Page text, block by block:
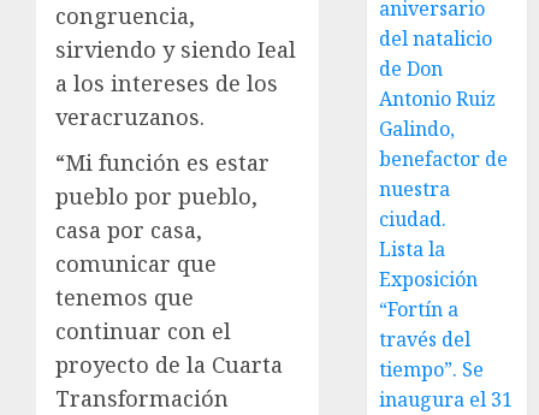
congruencia,
sirviendo y siendo Ieal
a los intereses de los
veracruzanos.
“Mi función es estar
pueblo por pueblo,
casa por casa,
comunicar que
tenemos que
continuar con el
proyecto de la Cuarta
Transformación
aniversario
del natalicio
de Don
Antonio Ruiz
Galindo,
benefactor de
nuestra
ciudad.
Lista la
Exposición
“Fortín a
través del
tiempo”. Se
inaugura el 31